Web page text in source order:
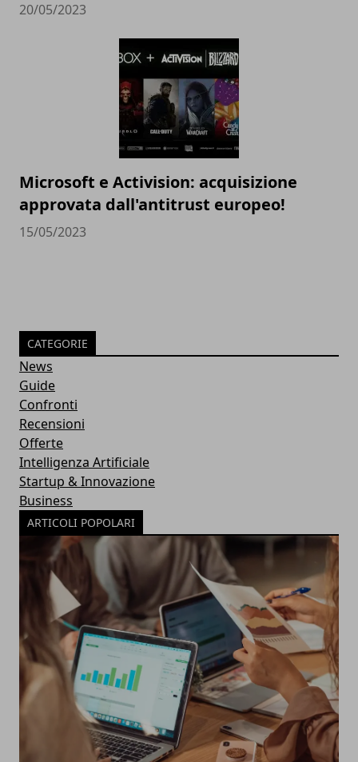
20/05/2023
Microsoft e Activision: acquisizione
approvata dall'antitrust europeo!
15/05/2023
CATEGORIE
News
Guide
Confronti
Recensioni
Offerte
Intelligenza Artificiale
Startup & Innovazione
Business
ARTICOLI POPOLARI